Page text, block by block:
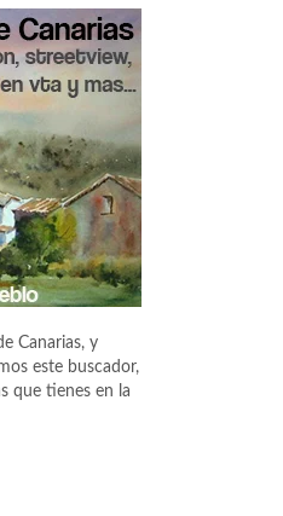
Canarias, y
este buscador,
que tienes en la